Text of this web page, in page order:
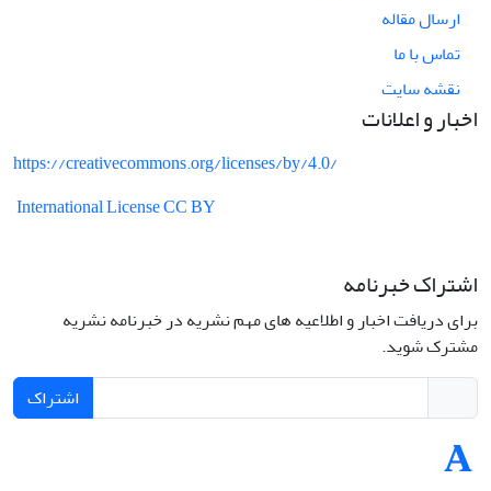
ارسال مقاله
تماس با ما
نقشه سایت
اخبار و اعلانات
https://creativecommons.org/licenses/by/4.0/
International License CC BY
اشتراک خبرنامه
برای دریافت اخبار و اطلاعیه های مهم نشریه در خبرنامه نشریه
مشترک شوید.
اشتراک